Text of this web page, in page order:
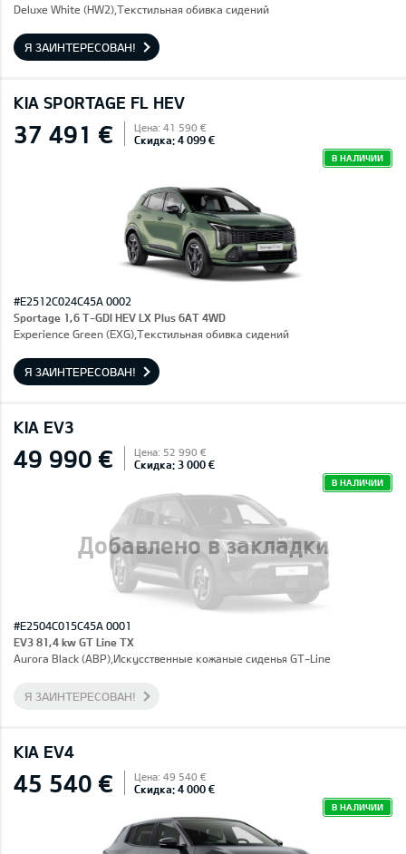
Deluxe White (HW2),Текстильная обивка сидений
Я ЗАИНТЕРЕСОВАН!
KIA SPORTAGE FL HEV
37 491 € Цена: 41 590 €
Скидка: 4 099 €
В НАЛИЧИИ
#E2512C024C45A 0002
Sportage 1,6 T-GDI HEV LX Plus 6AT 4WD
Experience Green (EXG),Текстильная обивка сидений
Я ЗАИНТЕРЕСОВАН!
KIA EV3
Добавлено в закладки
49 990 € Цена: 52 990 €
Скидка: 3 000 €
В НАЛИЧИИ
#E2504C015C45A 0001
EV3 81,4 kw GT Line TX
Aurora Black (ABP),Искусственные кожаные сиденья GT-Line
Я ЗАИНТЕРЕСОВАН!
KIA EV4
45 540 € Цена: 49 540 €
Скидка: 4 000 €
В НАЛИЧИИ